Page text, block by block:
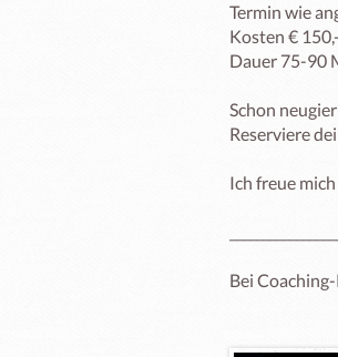
Termin wie
Kosten € 150,-
Dauer 75-90
Schon
Reserviere
Ich freue
Bei